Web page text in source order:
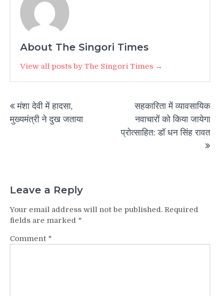
About The Singori Times
View all posts by The Singori Times →
Post
navigation
मंशा देवी में हादसा,
मुख्यमंत्री ने दुख जताया
सहकारिता में व्यावसायिक
नवाचारों को किया जायेगा
प्रोत्साहित: डॉ धन सिंह रावत
Leave a Reply
Your email address will not be published. Required
fields are marked *
Comment *